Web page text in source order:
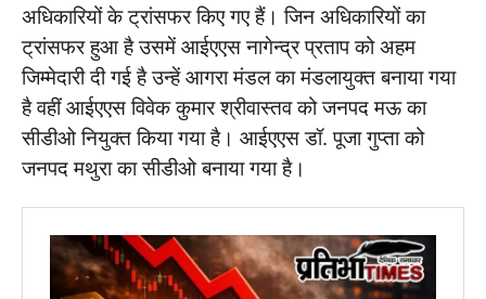
अधिकारियों के ट्रांसफर किए गए हैं। जिन अधिकारियों का
ट्रांसफर हुआ है उसमें आईएएस नागेन्द्र प्रताप को अहम
जिम्मेदारी दी गई है उन्हें आगरा मंडल का मंडलायुक्त बनाया गया
है वहीं आईएएस विवेक कुमार श्रीवास्तव को जनपद मऊ का
सीडीओ नियुक्त किया गया है। आईएएस डॉ. पूजा गुप्ता को
जनपद मथुरा का सीडीओ बनाया गया है।